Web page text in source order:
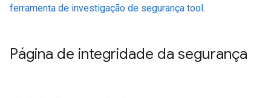
ferramenta de investigação de segurança tool.
Página de integridade da segurança